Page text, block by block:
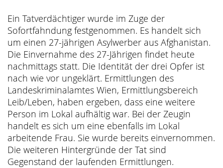
Ein Tatverdächtiger wurde im Zuge der
Sofortfahndung festgenommen. Es handelt sich
um einen 27-jährigen Asylwerber aus Afghanistan.
Die Einvernahme des 27-Jährigen findet heute
nachmittags statt. Die Identität der drei Opfer ist
nach wie vor ungeklärt. Ermittlungen des
Landeskriminalamtes Wien, Ermittlungsbereich
Leib/Leben, haben ergeben, dass eine weitere
Person im Lokal aufhältig war. Bei der Zeugin
handelt es sich um eine ebenfalls im Lokal
arbeitende Frau. Sie wurde bereits einvernommen.
Die weiteren Hintergründe der Tat sind
Gegenstand der laufenden Ermittlungen.